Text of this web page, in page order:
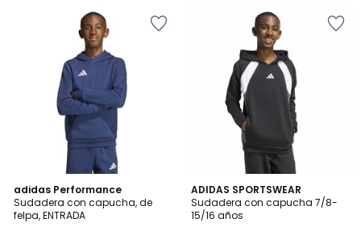
adidas Performance
Sudadera con capucha, de
felpa, ENTRADA
4,6
/ 5
4
Colores
ADIDAS SPORTSWEAR
Sudadera con capucha 7/8-
15/16 años